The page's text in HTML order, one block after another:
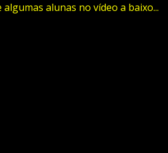
alunas no vídeo a baixo...